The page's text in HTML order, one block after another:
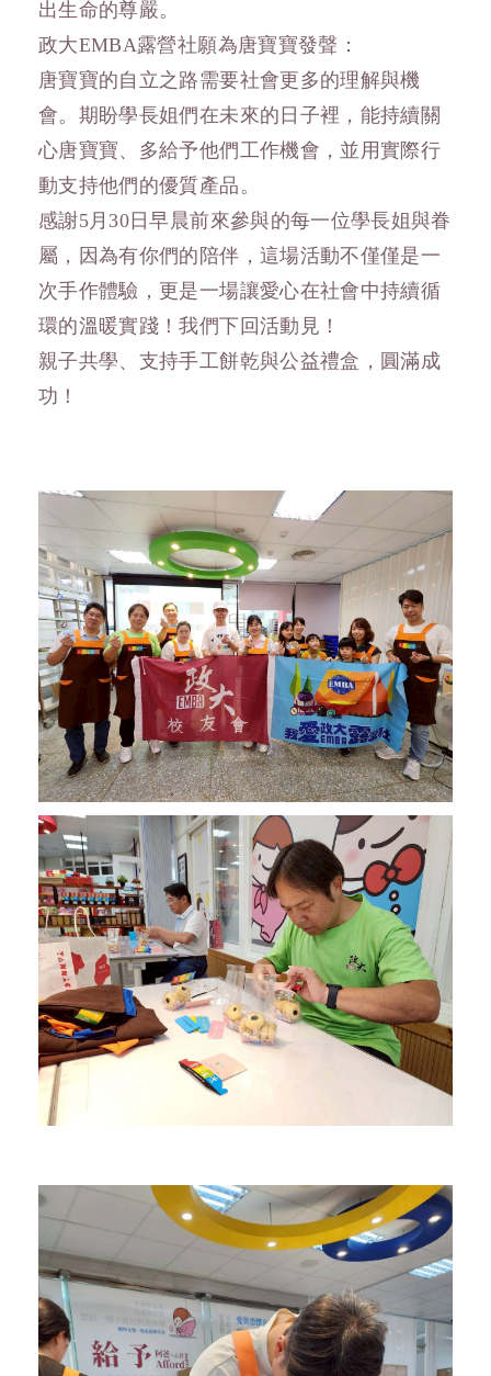
出生命的尊嚴。
政大EMBA露營社願為唐寶寶發聲：
唐寶寶的自立之路需要社會更多的理解與機
會。期盼學長姐們在未來的日子裡，能持續關
心唐寶寶、多給予他們工作機會，並用實際行
動支持他們的優質產品。
感謝5月30日早晨前來參與的每一位學長姐與眷
屬，因為有你們的陪伴，這場活動不僅僅是一
次手作體驗，更是一場讓愛心在社會中持續循
環的溫暖實踐！我們下回活動見！
親子共學、支持手工餅乾與公益禮盒，圓滿成
功！